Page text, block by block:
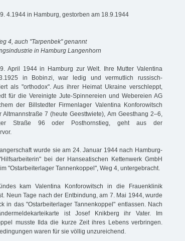
4.1944 in Hamburg, gestorben am 18.9.1944
4, auch "Tarpenbek" genannt
in Hamburg Langenhorn
April 1944 in Hamburg zur Welt. Ihre Mutter Valentina
in Bobinzi, war ledig und vermutlich russisch-
als "orthodox". Aus ihrer Heimat Ukraine verschleppt,
für die Vereinigte Jute-Spinnereien und Webereien AG
der Billstedter Firmenlager Valentina Konforowitsch
7 (heute Geesttwiete), Am Geesthang 2–6,
Straße 96 oder Posthornstieg, geht aus der
wurde sie am 24. Januar 1944 nach Hamburg-
bei der Hanseatischen Kettenwerk GmbH
"Ostarbeiterlager Tannenkoppel", Weg 4, untergebracht.
kam Valentina Konforowitsch in die Frauenklinik
Neun Tage nach der Entbindung, am 7. Mai 1944, wurde
in das "Ostarbeiterlager Tannenkoppel" entlassen. Nach
ist Josef Knikberg ihr Vater. Im
musste Ilda die kurze Zeit ihres Lebens verbringen.
waren für sie völlig unzureichend.